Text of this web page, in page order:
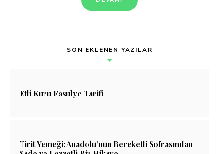
SON EKLENEN YAZILAR
Etli Kuru Fasulye Tarifi
Tirit Yemeği: Anadolu’nun Bereketli Sofrasından